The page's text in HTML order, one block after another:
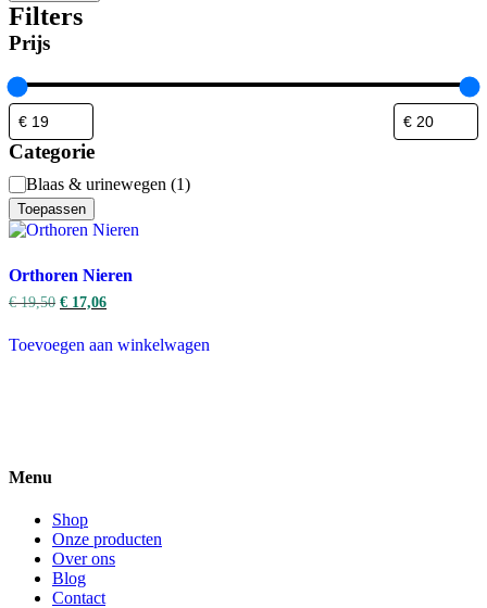
Filters
Prijs
Categorie
Categorie
Blaas & urinewegen (1)
Toepassen
Orthoren Nieren
€19,50 € 17,06
Toevoegen aan winkelwagen
Menu
Shop
Onze producten
Over ons
Blog
Contact